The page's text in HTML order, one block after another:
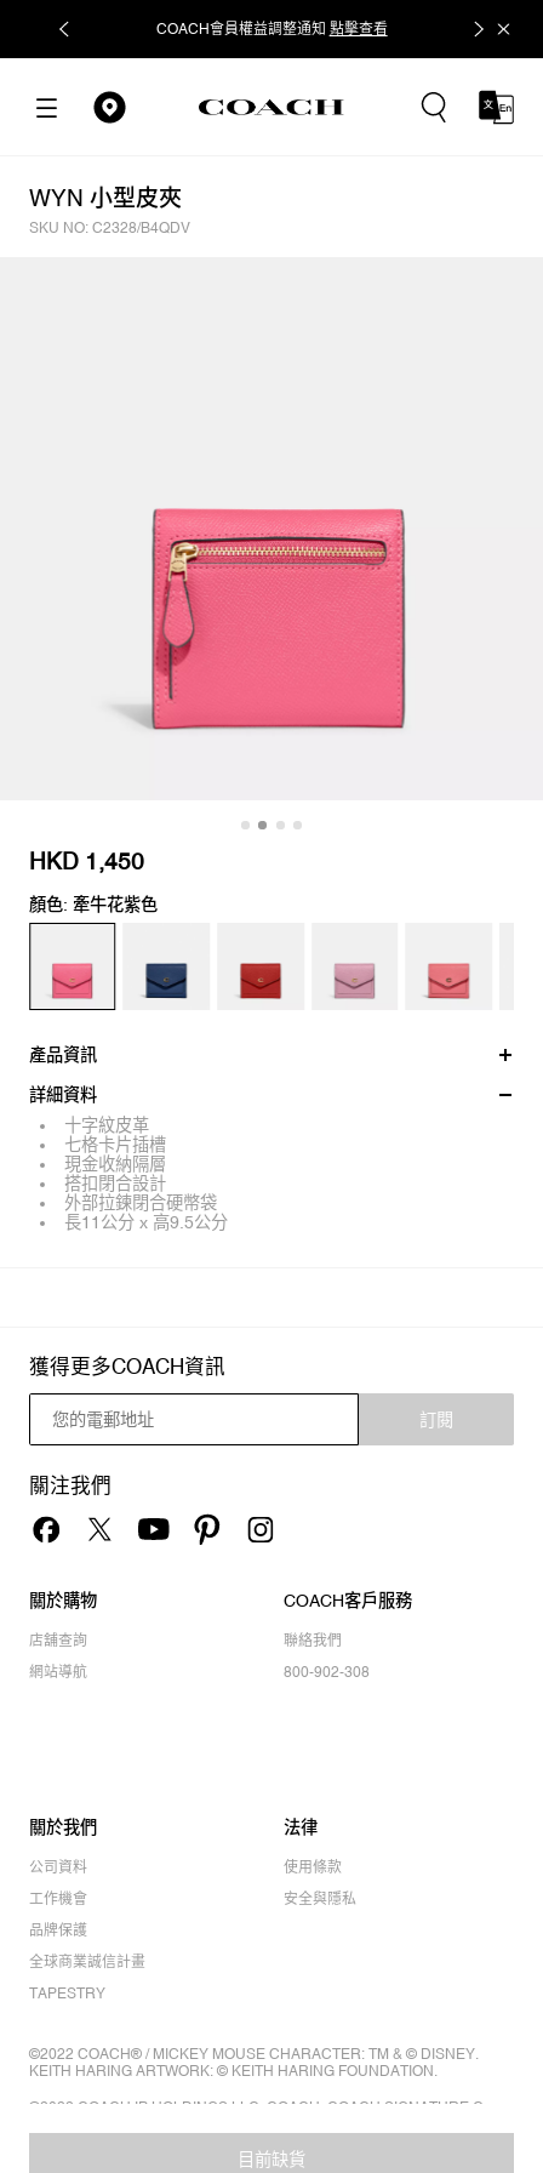
COACH會員權益調整通知 點擊查看 立即追蹤
WYN 小型皮夾
SKU NO: C2328/B4QDV
HKD 1,450
顏色: 牽牛花紫色
產品資訊
詳細資料
十字紋皮革
七格卡片插槽
現金收納隔層
搭扣閉合設計
外部拉鍊閉合硬幣袋
長11公分 x 高9.5公分
目前缺貨
獲得更多COACH資訊
訂閱
關注我們
關於購物
店舖查詢
網站導航
COACH客戶服務
聯絡我們
800-902-308
關於我們
公司資料
工作機會
品牌保護
全球商業誠信計畫
TAPESTRY
法律
使用條款
安全與隱私
©2022 COACH® / MICKEY MOUSE CHARACTER: TM & © DISNEY.
KEITH HARING ARTWORK: © KEITH HARING FOUNDATION.
©2022 COACH IP HOLDINGS LLC. COACH, COACH SIGNATURE C